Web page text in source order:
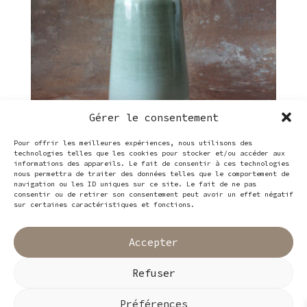
Gérer le consentement
Pour offrir les meilleures expériences, nous utilisons des
technologies telles que les cookies pour stocker et/ou accéder aux
informations des appareils. Le fait de consentir à ces technologies
nous permettra de traiter des données telles que le comportement de
navigation ou les ID uniques sur ce site. Le fait de ne pas
consentir ou de retirer son consentement peut avoir un effet négatif
sur certaines caractéristiques et fonctions.
Accepter
Refuser
Préférences
Vase 16,5cm
45,00€